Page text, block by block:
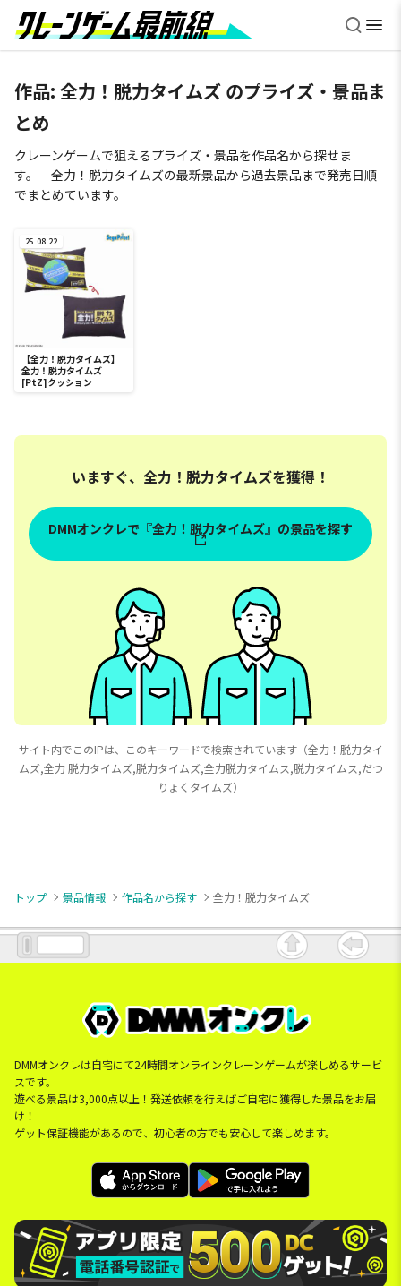
作品: 全力！脱力タイムズ のプライズ・景品ま
とめ
クレーンゲームで狙えるプライズ・景品を作品名から探せま
す。 全力！脱力タイムズの最新景品から過去景品まで発売日順
でまとめています。
25.08.22
【全力！脱力タイムズ】
全力！脱力タイムズ
[PtZ]クッション
いますぐ、全力！脱力タイムズを獲得！
DMMオンクレで『全力！脱力タイムズ』の景品を探す
サイト内でこのIPは、このキーワードで検索されています（全力！脱力タイ
ムズ,全力 脱力タイムズ,脱力タイムズ,全力脱力タイムス,脱力タイムス,だつ
りょくタイムズ）
トップ 景品情報 作品名から探す 全力！脱力タイムズ
DMMオンクレは自宅にて24時間オンラインクレーンゲームが楽しめるサービ
スです。
遊べる景品は3,000点以上！発送依頼を行えばご自宅に獲得した景品をお届
け！
ゲット保証機能があるので、初心者の方でも安心して楽しめます。